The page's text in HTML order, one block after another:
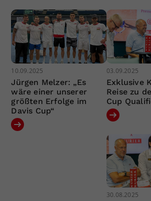
10.09.2025
Jürgen Melzer: „Es
wäre einer unserer
größten Erfolge im
Davis Cup“
03.09.2025
Exklusive
Reise zu
Cup
30.08.2025